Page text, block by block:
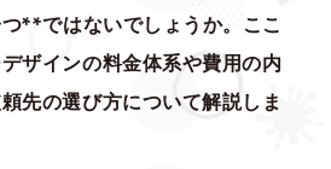
**ではないでしょうか。ここ
ザインの料金体系や費用の内
先の選び方について解説しま